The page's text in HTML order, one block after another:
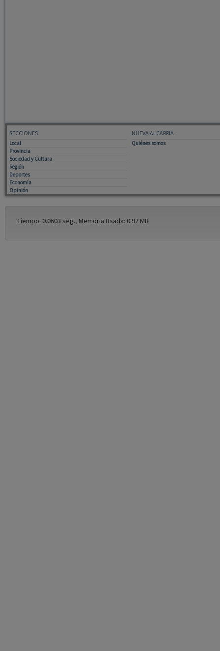
SECCIONES
Local
Provincia
Sociedad y Cultura
Región
Deportes
Economía
Opinión
NUEVA ALCARRIA
Quiénes somos
Tiempo: 0.0603 seg., Memoria Usada: 0.97 MB